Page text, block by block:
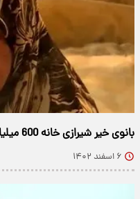
بانوی خیر شیرازی خانه 600 میلیاردی اش را بخشید+ فیلم
۶ اسفند ۱۴۰۲